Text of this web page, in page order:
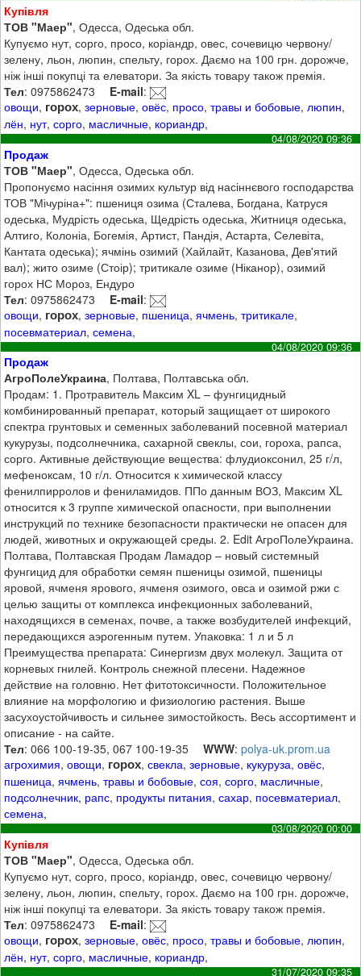
Купівля
ТОВ "Маер", Одесса, Одеська обл.
Купуємо нут, сорго, просо, коріандр, овес, сочевицю червону/
зелену, льон, люпин, спельту, горох. Даємо на 100 грн. дорожче,
ніж інші покупці та елеватори. За якість товару також премія.
Тел: 0975862473 E-mail:
овощи, горох,зерновые,овёс, просо,травы и бобовые,люпин,
лён, нут,сорго, масличные, кориандр,
04/08/2020 09:36
Продаж
ТОВ "Маер", Одесса, Одеська обл.
Пропонуємо насіння озимих культур від насіннєвого господарства
ТОВ "Мічуріна+": пшениця озима (Сталева, Богдана, Катруся
одеська, Мудрість одеська, Щедрість одеська, Житниця одеська,
Алтиго, Колоніа, Богемія, Артист, Пандія, Астарта, Селевіта,
Кантата одеська); ячмінь озимий (Хайлайт, Казанова, Дев'ятий
вал); жито озиме (Стоір); тритикале озиме (Ніканор), озимий
горох НС Мороз, Ендуро
Тел: 0975862473 E-mail:
овощи, горох,зерновые, пшеница,ячмень,тритикале,
посевматериал,семена,
04/08/2020 09:36
Продаж
АгроПолеУкраина, Полтава, Полтавська обл.
Продам: 1. Протравитель Максим XL – фунгицидный
комбинированный препарат, который защищает от широкого
спектра грунтовых и семенных заболеваний посевной материал
кукурузы, подсолнечника, сахарной свеклы, сои, гороха, рапса,
сорго. Активные действующие вещества: флудиоксонил, 25 г/л,
мефеноксам, 10 г/л. Относится к химической классу
фенилпирролов и фениламидов. ППо данным ВОЗ, Максим XL
относится к 3 группе химической опасности, при выполнении
инструкций по технике безопасности практически не опасен для
людей, животных и окружающей среды. 2. Edit АгроПолеУкраина.
Полтава, Полтавская Продам Ламадор – новый системный
фунгицид для обработки семян пшеницы озимой, пшеницы
яровой, ячменя ярового, ячменя озимого, овса и озимой ржи с
целью защиты от комплекса инфекционных заболеваний,
находящихся в семенах, почве, а также возбудителей инфекций,
передающихся аэрогенным путем. Упаковка: 1 л и 5 л
Преимущества препарата: Синергизм двух молекул. Защита от
корневых гнилей. Контроль снежной плесени. Надежное
действие на головню. Нет фитотоксичности. Положительное
влияние на морфологию и физиологию растения. Выше
засухоустойчивость и сильнее зимостойкость. Весь ассортимент и
описание - на сайте.
Тел: 066 100-19-35, 067 100-19-35 WWW:polya-uk.prom.ua
агрохимия,овощи, горох,свекла,зерновые, кукуруза,овёс,
пшеница,ячмень,травы и бобовые,соя,сорго, масличные,
подсолнечник, рапс, продукты питания,сахар, посевматериал,
семена,
03/08/2020 00:00
Купівля
ТОВ "Маер", Одесса, Одеська обл.
Купуємо нут, сорго, просо, коріандр, овес, сочевицю червону/
зелену, льон, люпин, спельту, горох. Даємо на 100 грн. дорожче,
ніж інші покупці та елеватори. За якість товару також премія.
Тел: 0975862473 E-mail:
овощи, горох,зерновые,овёс, просо,травы и бобовые, люпин,
лён, нут,сорго, масличные, кориандр,
31/07/2020 09:35